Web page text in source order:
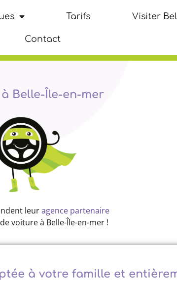
Tarifs Visiter
Contact
Belle-Île-en-mer
leuragence partenaire
voiture à Belle-Île-en-mer !
à votre famille et